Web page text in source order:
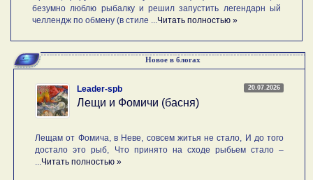
безумно люблю рыбалку и решил запустить легендарн ый
челлендж по обмену (в стиле ... Читать полностью »
Новое в блогах
20.07.2026
Leader-spb
Лещи и Фомичи (басня)
Лещам от Фомича, в Неве, совсем житья не стало, И до того
достало это рыб, Что принято на сходе рыбьем стало –
Читать полностью »